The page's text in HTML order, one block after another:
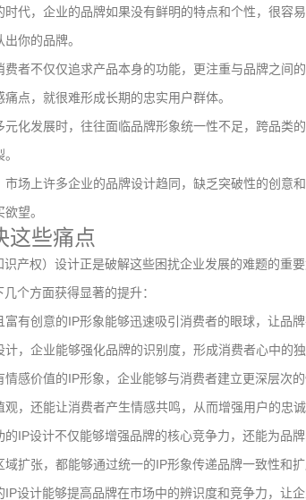
代，企业的品牌如果没有鲜明的特点和个性，很容
你的品牌。
者不仅仅追求产品本身的功能，更注重与品牌之间
点，就很难形成长期的忠实用户群体。
化发展时，往往面临品牌形象统一性不足，跨品类
场上许多企业的品牌设计趋同，缺乏突破性的创意
望。
这些痛点
产权）设计正是破解这些困扰企业发展的难题的重
个方面获得显著的提升：
有创意的IP形象能够迅速吸引消费者的眼球，让品
，企业能够强化品牌的识别度，形成消费者心中的独
感价值的IP形象，企业能够与消费者建立更深层次
，还能让消费者产生情感共鸣，从而增强用户的忠诚
IP设计不仅能够增强品牌的核心竞争力，还能为品
扩张，都能够通过统一的IP形象传递品牌一致性和扩
设计能够提高品牌在市场中的辨识度和竞争力，让